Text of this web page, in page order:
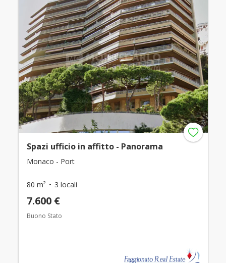
Spazi ufficio in affitto - Panorama
Monaco - Port
80 m² 3 locali
7.600 €
Buono Stato